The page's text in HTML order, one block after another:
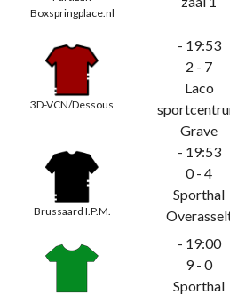
Boxspringplace.nl
3D-VCN/Dessous
- 19:53
2 - 7
Laco
Grave
Brussaard I.P.M.
- 19:53
0 - 4
Sporthal
- 19:00
9 - 0
Sporthal